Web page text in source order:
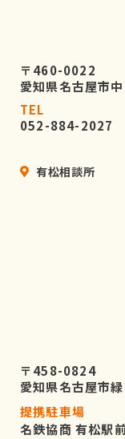
〒460-0022
愛知県名古屋市
TEL
052-884-2027
有松相談所
〒458-0824
愛知県名古屋市
提携駐車場
名鉄協商 有松駅